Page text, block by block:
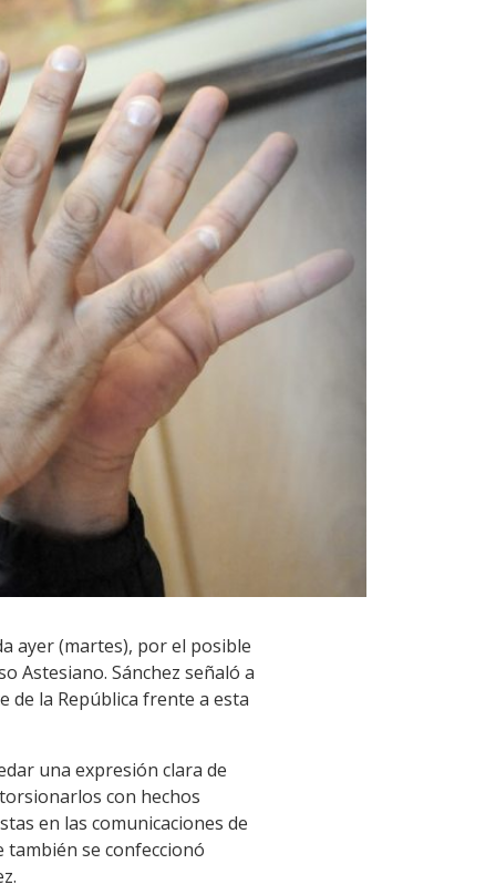
ayer (martes), por el posible
Astesiano. Sánchez señaló a
de la República frente a esta
una expresión clara de
con hechos
en las comunicaciones de
también se confeccionó